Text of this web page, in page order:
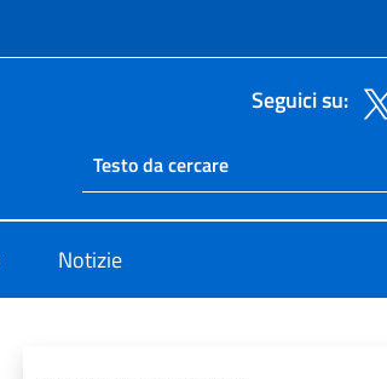
Seguici su:
Ricerca sito
Cerca nel sito
Notizie